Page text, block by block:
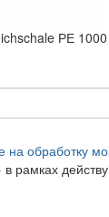
РЕ
на обработку
рамках